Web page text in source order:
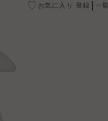
お気に入り 登録 一